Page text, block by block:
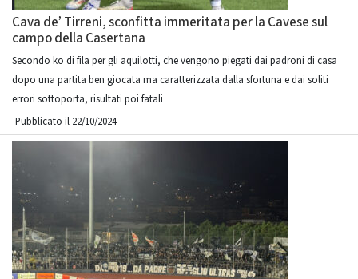
Cava de’ Tirreni, sconfitta immeritata per la Cavese sul
campo della Casertana
Secondo ko di fila per gli aquilotti, che vengono piegati dai padroni di casa
dopo una partita ben giocata ma caratterizzata dalla sfortuna e dai soliti
errori sottoporta, risultati poi fatali
Pubblicato il 22/10/2024